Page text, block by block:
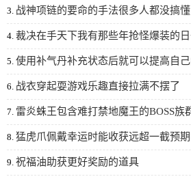
3. 战神项链的要命的手法很多人都没搞懂
4. 裁决在手天下我有那些年抢怪爆装的
5. 使用补气丹补充状态后就可以提高自
6. 战衣穿起耍游戏乐趣直接拉满不摆了
7. 雷炎蛛王包含难打禁地魔王的BOSS族
8. 猛虎爪佩戴幸运时能收获远超一截预
9. 祝福油助获更好奖励的道具